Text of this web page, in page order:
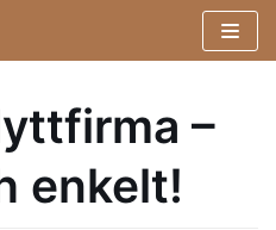
–
enkelt!